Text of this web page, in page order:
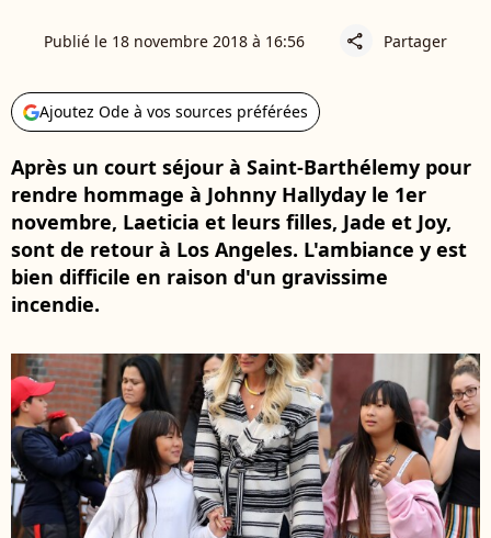
Publié le 18 novembre 2018 à 16:56 share Partager
Ajoutez Ode à vos sources préférées
Après un court séjour à Saint-Barthélemy pour
rendre hommage à Johnny Hallyday le 1er
novembre, Laeticia et leurs filles, Jade et Joy,
sont de retour à Los Angeles. L'ambiance y est
bien difficile en raison d'un gravissime
incendie.